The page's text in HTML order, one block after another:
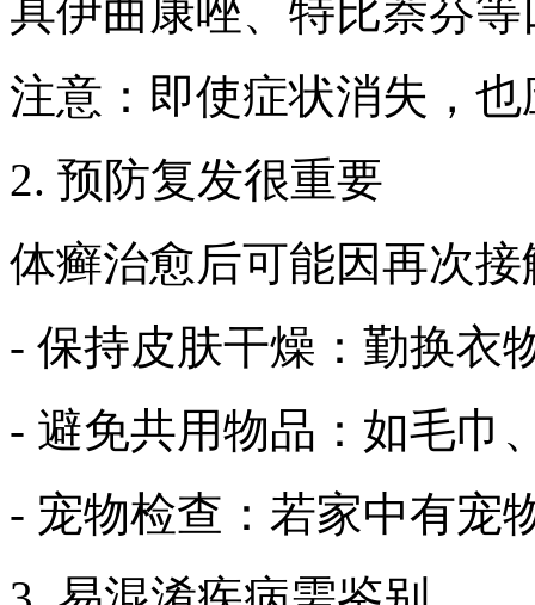
具伊曲康唑、特比萘芬
注意：即使症状消失，
2. 预防复发很重要
体癣治愈后可能因再次
- 保持皮肤干燥：勤换衣
- 避免共用物品：如毛巾
- 宠物检查：若家中有宠